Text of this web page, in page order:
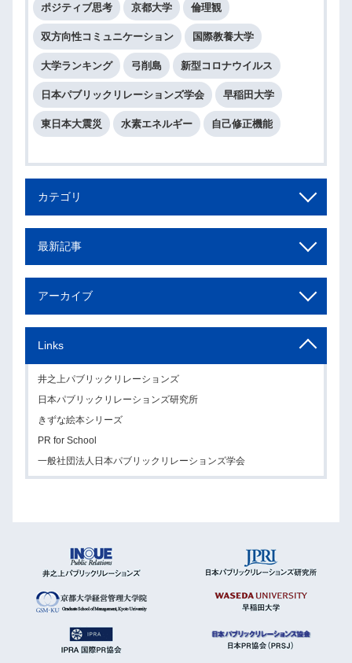
ポジティブ思考 京都大学 倫理観
双方向性コミュニケーション 国際教養大学
大学ランキング 弓削島 新型コロナウイルス
日本パブリックリレーションズ学会 早稲田大学
東日本大震災 水素エネルギー 自己修正機能
カテゴリ
最新記事
アーカイブ
Links
井之上パブリックリレーションズ
日本パブリックリレーションズ研究所
きずな絵本シリーズ
PR for School
一般社団法人日本パブリックリレーションズ学会